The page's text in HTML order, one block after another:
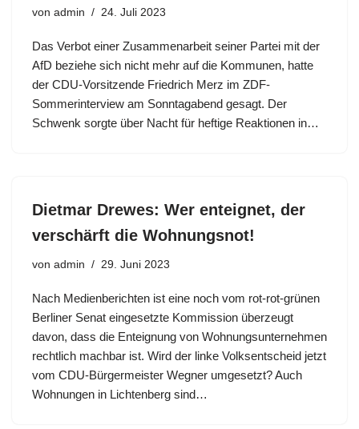
von admin 24. Juli 2023
Das Verbot einer Zusammenarbeit seiner Partei mit der
AfD beziehe sich nicht mehr auf die Kommunen, hatte
der CDU-Vorsitzende Friedrich Merz im ZDF-
Sommerinterview am Sonntagabend gesagt. Der
Schwenk sorgte über Nacht für heftige Reaktionen in…
Dietmar Drewes: Wer enteignet, der
verschärft die Wohnungsnot!
von admin 29. Juni 2023
Nach Medienberichten ist eine noch vom rot-rot-grünen
Berliner Senat eingesetzte Kommission überzeugt
davon, dass die Enteignung von Wohnungsunternehmen
rechtlich machbar ist. Wird der linke Volksentscheid jetzt
vom CDU-Bürgermeister Wegner umgesetzt? Auch
Wohnungen in Lichtenberg sind…